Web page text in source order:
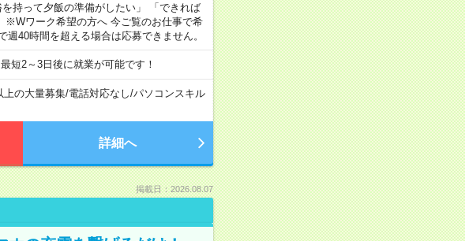
持って夕飯の準備がしたい」 「できれば
※Wワーク希望の方へ 今ご覧のお仕事で希
40時間を超える場合は応募できません。
短2～3日後に就業が可能です！
上の大量募集/電話対応なし/パソコンスキル
詳細へ
掲載日：2026.08.07